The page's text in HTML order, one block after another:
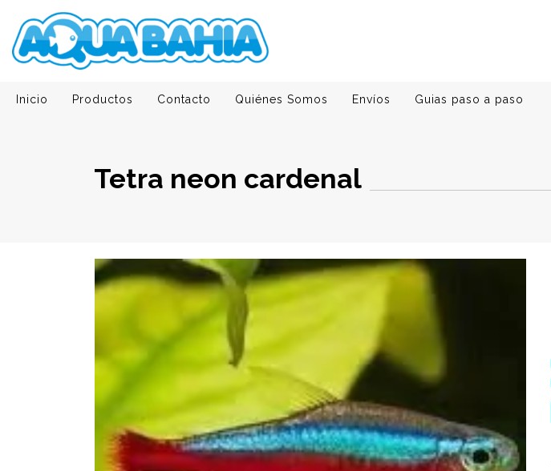
Inicio Productos Contacto Quiénes Somos Envíos Guias paso a paso
Tetra neon cardenal